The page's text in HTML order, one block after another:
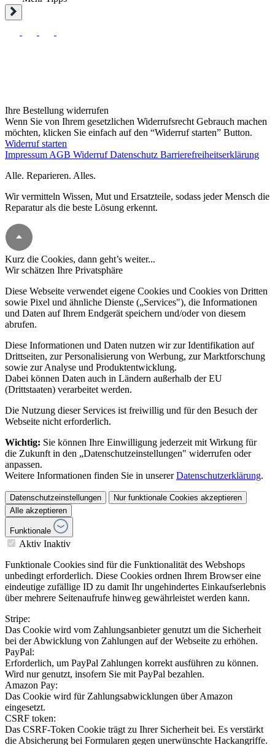
Ihre Bestellung widerrufen
Reparatur als die beste Lösung erkennt.
Wir schätzen Ihre Privatsphäre
Diese Webseite verwendet eigene Cookies und Cookies von Dritten
sowie Pixel und ähnliche Dienste („Services"), die Informationen
abrufen.
Diese Informationen und Daten nutzen wir zur Identifikation auf
Drittseiten, zur Personalisierung von Werbung, zur Marktforschung
sowie zur Analyse und Produktentwicklung.
Dabei können Daten auch in Ländern außerhalb der EU
(Drittstaaten) verarbeitet werden.
Die Nutzung dieser Services ist freiwillig und für den Besuch der
Webseite nicht erforderlich.
Wichtig:Sie können Ihre Einwilligung jederzeit mit Wirkung für
die Zukunft in den „Datenschutzeinstellungen" widerrufen oder
anpassen.
Weitere Informationen finden Sie in unsererDatenschutzerklärung
Datenschutzeinstellungen
Nur funktionale Cookies akzeptieren
Alle akzeptieren
Funktionale
Aktiv Inaktiv
Funktionale Cookies sind für die Funktionalität des Webshops
unbedingt erforderlich. Diese Cookies ordnen Ihrem Browser eine
eindeutige zufällige ID zu damit Ihr ungehindertes Einkaufserlebnis
über mehrere Seitenaufrufe hinweg gewährleistet werden kann.
Stripe:
Das Cookie wird vom Zahlungsanbieter genutzt um die Sicherheit
bei der Abwicklung von Zahlungen auf der Webseite zu erhöhen.
PayPal:
Erforderlich, um PayPal Zahlungen korrekt ausführen zu können.
Wird nur genutzt, insofern Sie mit PayPal bezahlen.
Amazon Pay:
Das Cookie wird für Zahlungsabwicklungen über Amazon
eingesetzt.
CSRF token:
Das CSRF-Token Cookie trägt zu Ihrer Sicherheit bei. Es verstärkt
die Absicherung bei Formularen gegen unerwünschte Hackangriffe.
Google Tag Manager Debug Modus:
Ermöglicht es den Google Tag Manager im Debug Modus
auszuführen.
Stripe:
Das Cookie wird vom Zahlungsanbieter genutzt um die Sicherheit
bei der Abwicklung von Zahlungen auf der Webseite zu erhöhen.
Customer Group Plugin:
Diese Funktion ist erforderlich um Ihnen als Nutzer personalisierte